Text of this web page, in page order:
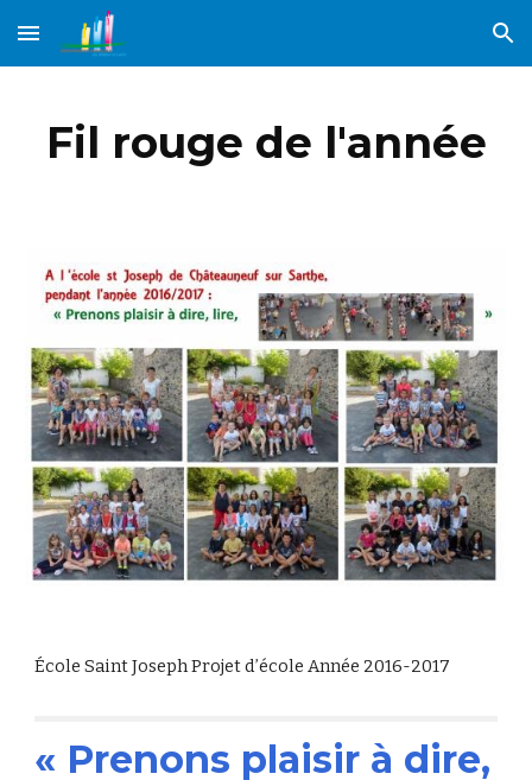
Skip to main content Skip to navigation
Fil rouge de l'année
École Saint Joseph Projet d’école Année 2016-2017
« Prenons plaisir à dire,